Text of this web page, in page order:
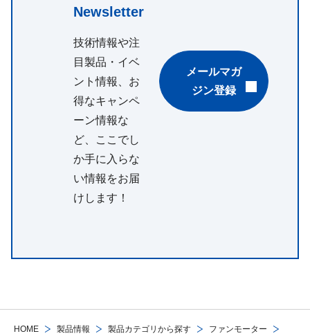
HOME 製品情報 製品カテゴリから探す ファンモーター
Newsletter
技術情報や注
目製品・イベ
ント情報、お
得なキャンペ
ーン情報な
ど、ここでし
か手に入らな
い情報をお届
けします！
メールマガ
ジン登録